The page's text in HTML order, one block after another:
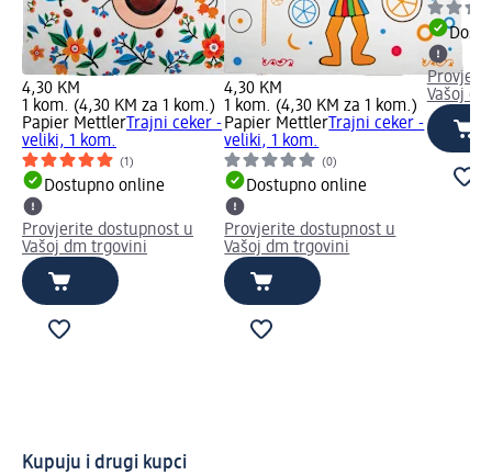
4,30 KM
1 kom. (4,30 KM za 1 kom.)
Papier MettlerTrajni ceker -
veliki, 1 kom.
(1)
Dostupno online
Provjerite dostupnost u
Vašoj dm trgovini
4,30 KM
1 kom. (4,30 KM za 1 kom.)
Papier MettlerTrajni ceker -
veliki, 1 kom.
(0)
Dostupno online
Provjerite dostupnost u
Vašoj dm trgovini
Vašoj
Kupuju i drugi kupci